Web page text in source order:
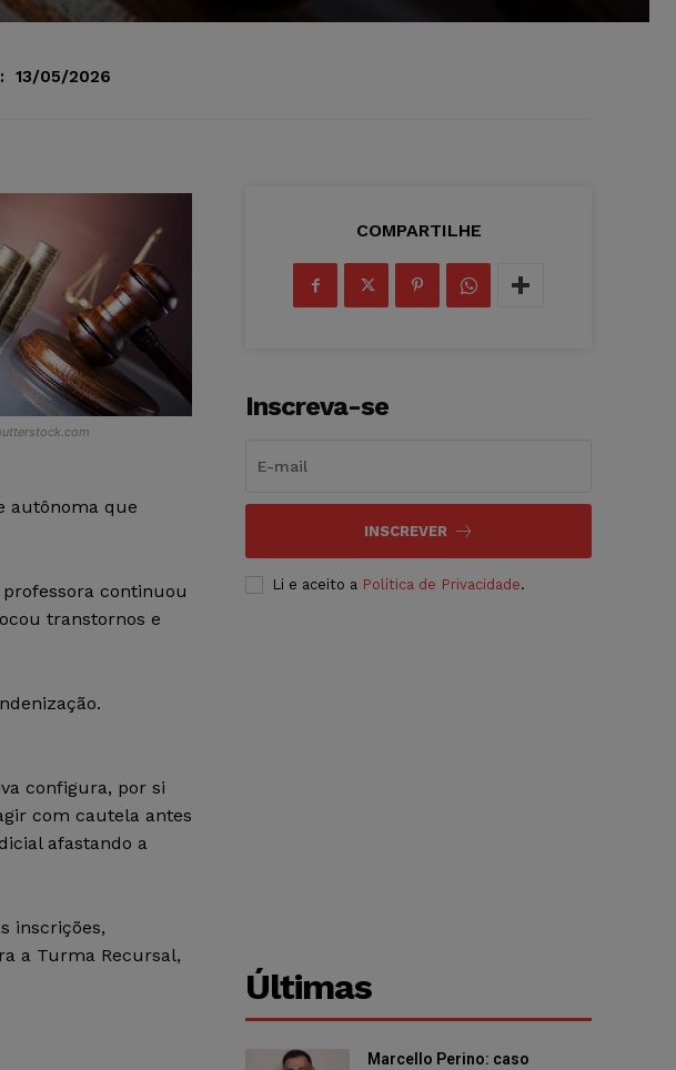
13/05/2026
autônoma que
continuou
transtornos e
configura, por si
com cautela antes
afastando a
inscrições,
a Turma Recursal,
COMPARTILHE
Inscreva-se
INSCREVER
Li e aceito a Política de Privacidade.
Últimas
Marcello Perino: caso